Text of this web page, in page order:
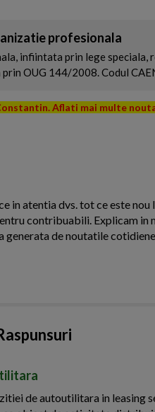
profesionala
infiintata prin lege
OUG 144/2008. Codul
Aflati mai multe
in atentia dvs. tot ce este
contribuabili. Explicam
generata de noutatile
de autoutilitara in